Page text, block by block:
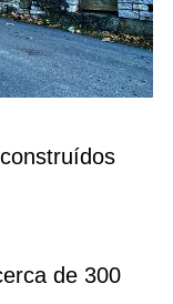
de 300